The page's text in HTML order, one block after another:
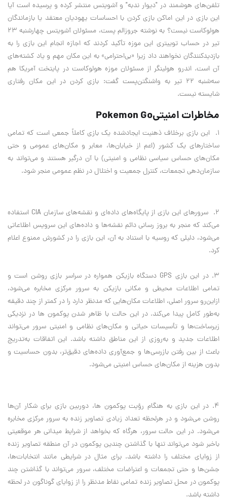
تلفن‌های هوشمند در "دیوار ندبه" و آشویتس منتشر کرده و پرسیده است آیا
این بازی در این اماکن بازی کردن با احساسات یهودیان معتقد یا بازماندگان
هولوکاست نیست؟ به‌ نوشته جروزالم پست، مسئولان آشویتس چهارشنبه ۲۳
تیر در حساب توییتری این موزه تأکید کردند که اجازه انجام این بازی را به
بازدیدکنندگان نخواهند داد زیرا «بی‌احترامی» به این مکان مهم و یاد کشته‌های
آن است. اندرو هولینگر از مسئولان موزه هولوکاست در پایتخت آمریکا هم
سه‌شنبه ۲۲ تیر به واشنگتن‌پست گفت: بازی کردن در این مکان رفتاری
شایسته نیست.
مخاطرات امنیتیPokemon Go
1. این بازی برخلاف ذهنیت ایجادشده یک بازی کاملاً جمعی است که تمامی
ساختارهای یک کشور (اعم از خیابان‌ها، معابر و مکان‌های عمومی و حتی
مکان‌های حساس سیاسی نظامی و امنیتی) با آن درگیر هستند و می‌تواند به
سازمان‌دهی تجمعات، کنترل جمعیت و اختلال در نظم عمومی منجر شود.
2. سرورهای این بازی از پایگاه‌های داده‌ای و نقشه‌های سازمان CIA استفاده
می‌کند که منجر به بروز رسانی دائم نقشه‌ها و داده‌های این سرویس اطلاعاتی
می‌شود، دلیلی که روسیه با استناد به آن، این بازی را در کشورش ممنوع اعلام
کرد.
3. در این بازی GPS دستگاه بازیکن همواره در سراسر بازی روشن است و
تمامی اطلاعات محیطی و مکانی بازیکن به سرور مرکزی مخابره می‌شود،
ازاین‌رو سرور اصلی، اطلاعات مکان‌هایی که مدنظر دارد را در کمتر از چند دقیقه
به‌طور کامل پیدا می‌کند. در این حالت با ظاهر شدن پوکمون ها در نزدیکی
زیرساخت‌ها و تأسیسات حیاتی و مکان‌های نظامی و امنیتی سرور می‌تواند
اطلاعات جدید و به‌روزی از این مناطق داشته باشد. این اتفاقات به‌تدریج
باعث از بین رفتن بازرسی‌ها و جمع‌آوری داده‌های دقیق‌تر، بدون حساسیت و
بدون هزینه از مکان‌های حساس امنیتی می‌شود.
4. در این بازی به هنگام رؤیت پوکمون ها، دوربین بازی برای شکار آن‌ها
روشن می‌شود و در هرلحظه تعداد زیادی تصاویر زنده به سرور مرکزی مخابره
می‌شود. در این حالت سرور، هرگاه که بخواهد از شرایط میدانی هر موقعیتی
باخبر شود می‌تواند تنها با گذاشتن چندین پوکمون در آن منطقه تصاویر زنده
از زوایای مختلف را داشته باشد. برای مثال در شرایطی مانند انتخابات‌ها،
جشن‌ها و حتی تجمعات و اعتراضات مختلف، سرور می‌تواند با گذاشتن چند
پوکمون در محل تصاویر زنده تمامی نقاط مدنظر را از زوایای گوناگون در لحظه
داشته باشد.